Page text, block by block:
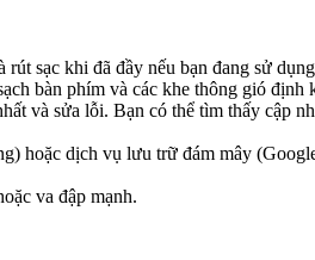
sạc khi đã đầy nếu bạn đang sử
bàn phím và các khe thông gió định
và sửa lỗi. Bạn có thể tìm thấy cập
hoặc dịch vụ lưu trữ đám mây
va đập mạnh.